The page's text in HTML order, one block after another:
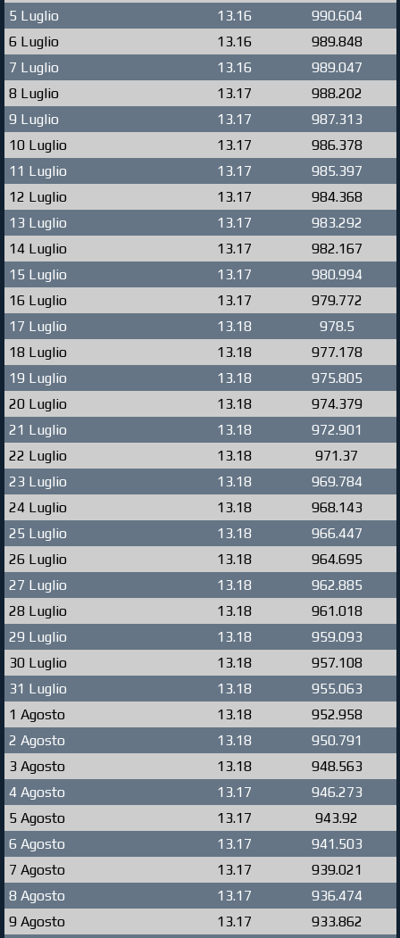
5 Luglio
13.16
990.604
6 Luglio
13.16
989.848
7 Luglio
13.16
989.047
8 Luglio
13.17
988.202
9 Luglio
13.17
987.313
10 Luglio
13.17
986.378
11 Luglio
13.17
985.397
12 Luglio
13.17
984.368
13 Luglio
13.17
983.292
14 Luglio
13.17
982.167
15 Luglio
13.17
980.994
16 Luglio
13.17
979.772
17 Luglio
13.18
978.5
18 Luglio
13.18
977.178
19 Luglio
13.18
975.805
20 Luglio
13.18
974.379
21 Luglio
13.18
972.901
22 Luglio
13.18
971.37
23 Luglio
13.18
969.784
24 Luglio
13.18
968.143
25 Luglio
13.18
966.447
26 Luglio
13.18
964.695
27 Luglio
13.18
962.885
28 Luglio
13.18
961.018
29 Luglio
13.18
959.093
30 Luglio
13.18
957.108
31 Luglio
13.18
955.063
1 Agosto
13.18
952.958
2 Agosto
13.18
950.791
3 Agosto
13.18
948.563
4 Agosto
13.17
946.273
5 Agosto
13.17
943.92
6 Agosto
13.17
941.503
7 Agosto
13.17
939.021
8 Agosto
13.17
936.474
9 Agosto
13.17
933.862